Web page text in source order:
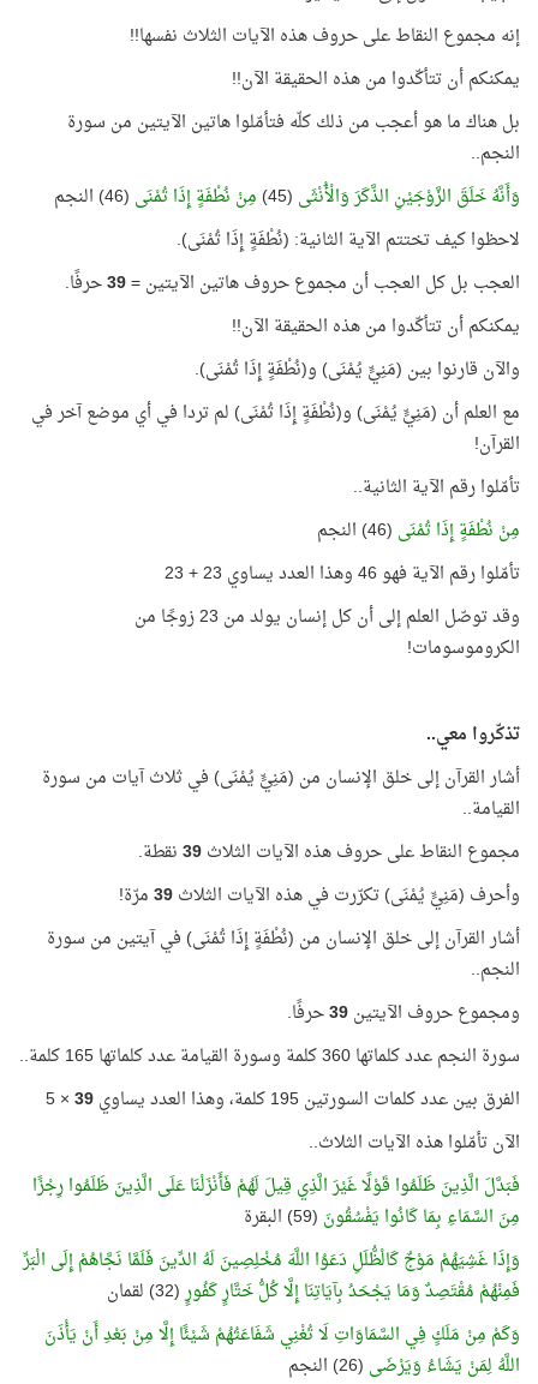
إنه مجموع النقاط على حروف هذه الآيات الثلاث نفسها!!
يمكنكم أن تتأكّدوا من هذه الحقيقة الآن!!
بل هناك ما هو أعجب من ذلك كلّه فتأمّلوا هاتين الآيتين من سورة
النجم..
وَأَنَّهُ خَلَقَ الزَّوْجَيْنِ الذَّكَرَ وَالْأُنْثَى (45) مِنْ نُطْفَةٍ إِذَا تُمْنَى (46) النجم
لاحظوا كيف تختتم الآية الثانية: (نُطْفَةٍ إِذَا تُمْنَى).
العجب بل كل العجب أن مجموع حروف هاتين الآيتين =39حرفًا.
يمكنكم أن تتأكّدوا من هذه الحقيقة الآن!!
والآن قارنوا بين (مَنِيٍّ يُمْنَى) و(نُطْفَةٍ إِذَا تُمْنَى).
مع العلم أن (مَنِيٍّ يُمْنَى) و(نُطْفَةٍ إِذَا تُمْنَى) لم تردا في أي موضع آخر في
القرآن!
تأمّلوا رقم الآية الثانية..
مِنْ نُطْفَةٍ إِذَا تُمْنَى (46) النجم
تأمّلوا رقم الآية فهو 46 وهذا العدد يساوي 23 + 23
وقد توصّل العلم إلى أن كل إنسان يولد من 23 زوجًا من
الكروموسومات!
تذكّروا معي..
أشار القرآن إلى خلق الإنسان من (مَنِيٍّ يُمْنَى) في ثلاث آيات من سورة
القيامة..
مجموع النقاط على حروف هذه الآيات الثلاث39نقطة.
وأحرف (مَنِيٍّ يُمْنَى) تكرّرت في هذه الآيات الثلاث39مرّة!
أشار القرآن إلى خلق الإنسان من (نُطْفَةٍ إِذَا تُمْنَى) في آيتين من سورة
النجم..
ومجموع حروف الآيتين39حرفًا.
سورة النجم عدد كلماتها 360 كلمة وسورة القيامة عدد كلماتها 165 كلمة..
الفرق بين عدد كلمات السورتين 195 كلمة، وهذا العدد يساوي
39
× 5
الآن تأمّلوا هذه الآيات الثلاث..
فَبَدَّلَ الَّذِينَ ظَلَمُوا قَوْلًا غَيْرَ الَّذِي قِيلَ لَهُمْ فَأَنْزَلْنَا عَلَى الَّذِينَ ظَلَمُوا رِجْزًا
مِنَ السَّمَاءِ بِمَا كَانُوا يَفْسُقُونَ (59) البقرة
وَإِذَا غَشِيَهُمْ مَوْجٌ كَالْظُّلَلِ دَعَوُا اللَّهَ مُخْلِصِينَ لَهُ الدِّينَ فَلَمَّا نَجَّاهُمْ إِلَى الْبَرِّ
فَمِنْهُمْ مُقْتَصِدٌ وَمَا يَجْحَدُ بِآيَاتِنَا إِلَّا كُلُّ خَتَّارٍ كَفُورٍ(32) لقمان
وَكَمْ مِنْ مَلَكٍ فِي السَّمَاوَاتِ لَا تُغْنِي شَفَاعَتُهُمْ شَيْئًا إِلَّا مِنْ بَعْدِ أَنْ يَأْذَنَ
اللَّهُ لِمَنْ يَشَاءُ وَيَرْضَى (26) النجم